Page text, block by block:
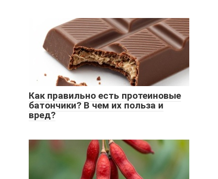
Как правильно есть протеиновые
батончики? В чем их польза и
вред?